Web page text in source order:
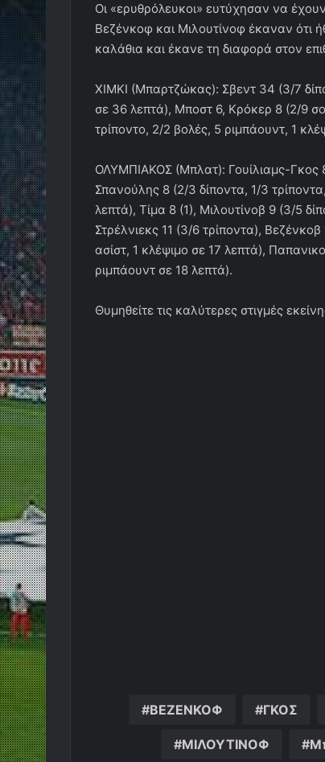
Οι «ερυθρόλευκοι» ευτύχησαν να
Βεζένκοφ και Μιλουτίνοφ έκαναν ότι
καλάθια και έκανε τη διαφορά στον
ΧΙΜΚΙ (Μπαρτζώκας): Σβεντ 34 (3/7
σε 36 λεπτά), Μποστ 6, Κρόκερ 8 (2/9
τρίποντο, 2/2 βολές, 5 ριμπάουντ, 1
ΟΛΥΜΠΙΑΚΟΣ (Μπλατ): Γουίλιαμς-Γκος
Σπανούλης 8 (2/3 δίποντα, 1/3
λεπτά), Τίμα 8 (1), Μιλουτίνοβ 9 (3/5
Στρέλνιεκς 11 (3/6 τρίποντα),
ασίστ, 1 κλέψιμο σε 17 λεπτά),
ριμπάουντ σε 18 λεπτά).
Θυμηθείτε τις καλύτερες στιγμές
ΒΕΖΕΝΚΟΦ ΓΚΟΣ
ΜΙΛΟΥΤΙΝΟΦ